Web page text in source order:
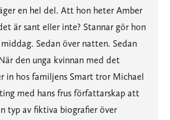
en hel del. Att hon heter Amber
är sant eller inte? Stannar gör hon
Sedan över natten. Sedan
den unga kvinnan med det
in hos familjens Smart tror Michael
med hans frus författarskap att
typ av fiktiva biografier över